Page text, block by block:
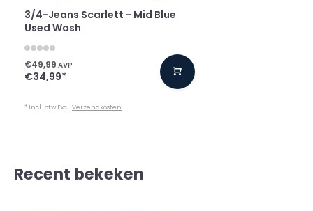
3/4-Jeans Scarlett - Mid Blue
Used Wash
€49,99AVP
€34,99*
* Incl. btw Excl.Verzendkosten
Recent bekeken